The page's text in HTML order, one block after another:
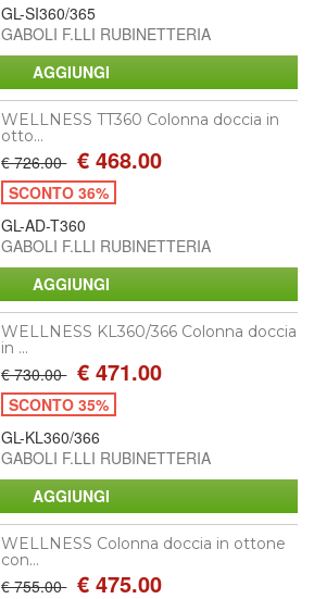
GL-SI360/365
GABOLI F.LLI RUBINETTERIA
WELLNESS TT360 Colonna doccia in
otto...
€ 726.00 € 468.00
SCONTO 36%
GL-AD-T360
GABOLI F.LLI RUBINETTERIA
WELLNESS KL360/366 Colonna doccia
in ...
€ 730.00 € 471.00
SCONTO 35%
GL-KL360/366
GABOLI F.LLI RUBINETTERIA
WELLNESS Colonna doccia in ottone
con...
€ 755.00 € 475.00